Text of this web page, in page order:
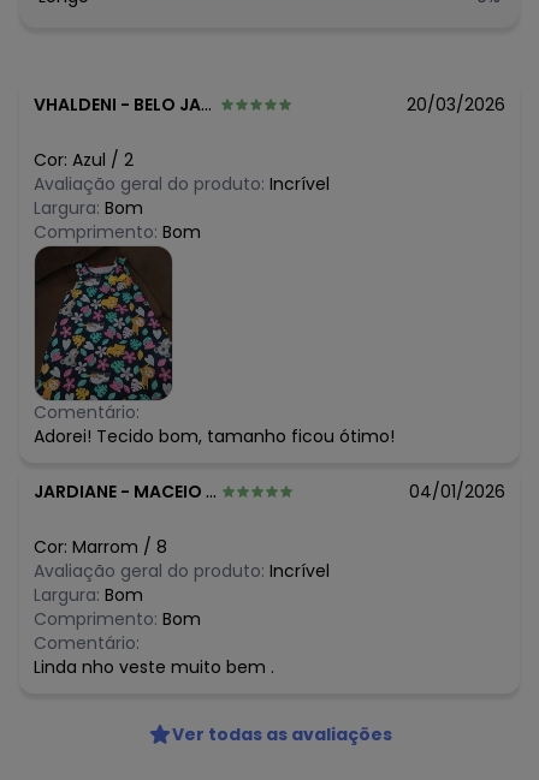
março/2026 R$ 22,36
fevereiro/2026 R$ 24,75
VHALDENI - BELO JARDIM - PE 20/03/2026
Cor: Azul / 2
Avaliação geral do produto: Incrível
Largura: Bom
Comprimento: Bom
Comentário:
Adorei! Tecido bom, tamanho ficou ótimo!
JARDIANE - MACEIO - AL 04/01/2026
Cor: Marrom / 8
Avaliação geral do produto: Incrível
Largura: Bom
Comprimento: Bom
Comentário:
Linda nho veste muito bem .
Ver todas as avaliações